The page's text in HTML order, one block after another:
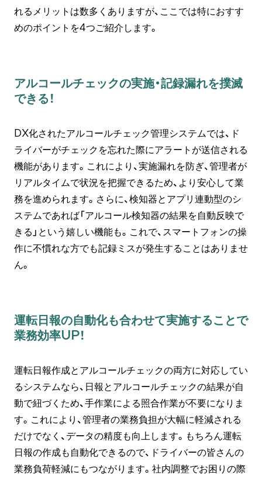
れるメリットは数多くありますが、ここでは特におすす
めのポイントを4つご紹介します。
アルコールチェックの実施・記録漏れを撲滅
できる！
DX化されたアルコールチェック管理システムでは、ド
ライバーがチェックを忘れた際にアラートが送信される
機能があります。これにより、実施漏れを防ぎ、管理者が
リアルタイムで状況を把握できるため、より安心して業
務を進められます。さらに、検知器とアプリ連動型のシ
ステムであれば「アルコール検知器の結果を自動反映で
きる」という嬉しい機能も。これで、スマートフォンの操
作に不慣れな方でも記録ミスが発生することはありませ
ん。
運転日報の自動化も合わせて実施することで
業務効率UP！
運転日報作成とアルコールチェックの両方に対応してい
るシステムなら、日報とアルコールチェックの結果が自
動で紐づくため、手作業による照合作業が不要になりま
す。これにより、管理者の業務負担が大幅に軽減される
だけでなく、データの精度も向上します。もちろん運転
日報の作成も自動化できるので、ドライバーの皆さんの
業務負荷軽減にもつながります。社内調整でお困りの際